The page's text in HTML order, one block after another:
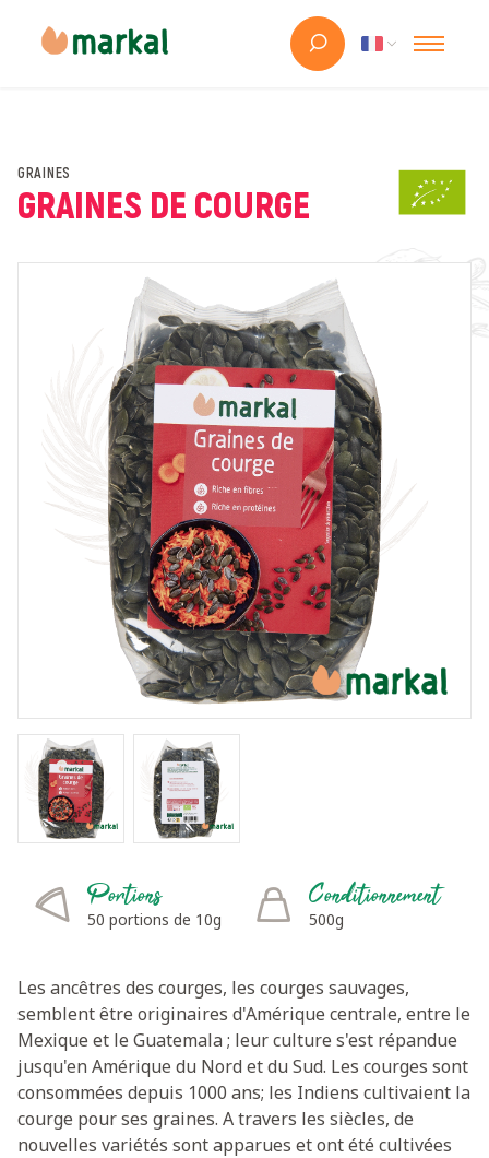
GRAINES
GRAINES DE COURGE
Portions
50 portions de 10g
Conditionnement
500g
Les ancêtres des courges, les courges sauvages,
semblent être originaires d'Amérique centrale, entre le
Mexique et le Guatemala ; leur culture s'est répandue
jusqu'en Amérique du Nord et du Sud. Les courges sont
consommées depuis 1000 ans; les Indiens cultivaient la
courge pour ses graines. A travers les siècles, de
nouvelles variétés sont apparues et ont été cultivées